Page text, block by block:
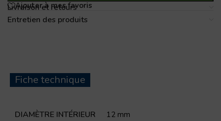
Ajouter à mes favoris
Livraison et retours
Entretien des produits
Fiche technique
DIAMÈTRE INTÉRIEUR 12 mm